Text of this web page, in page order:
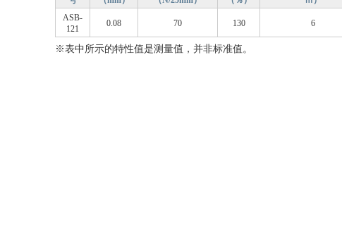
ASB-
121
0.08 70 130 6
※表中所示的特性值是测量值，并非标准值。